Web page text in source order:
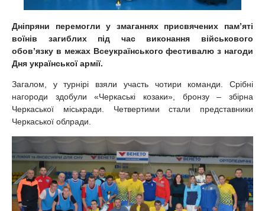
Дніпряни перемогли у змаганнях присвячених пам’яті
воїнів загиблих під час виконання військового
обов’язку в межах Всеукраїнського фестивалю з нагоди
Дня української армії.
Загалом, у турнірі взяли участь чотири команди. Срібні
нагороди здобули «Черкаські козаки», бронзу – збірна
Черкаської міськради. Четвертими стали представники
Черкаської облради.